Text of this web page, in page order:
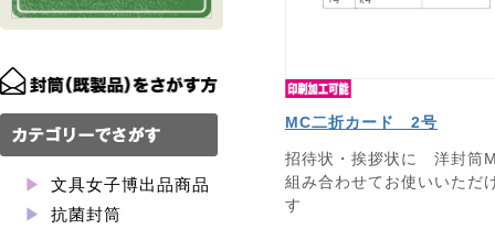
文具女子博出品商品
抗菌封筒
MC二折カード 2号
招待状・挨拶状に 洋封筒
組み合わせてお使いいただ
す